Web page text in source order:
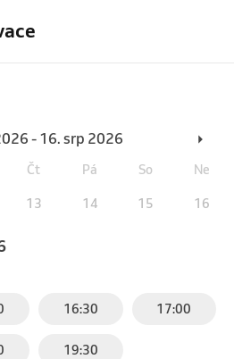
- 16. srp 2026
Čt Pá So Ne
13 14 15 16
16:30 17:00
19:30